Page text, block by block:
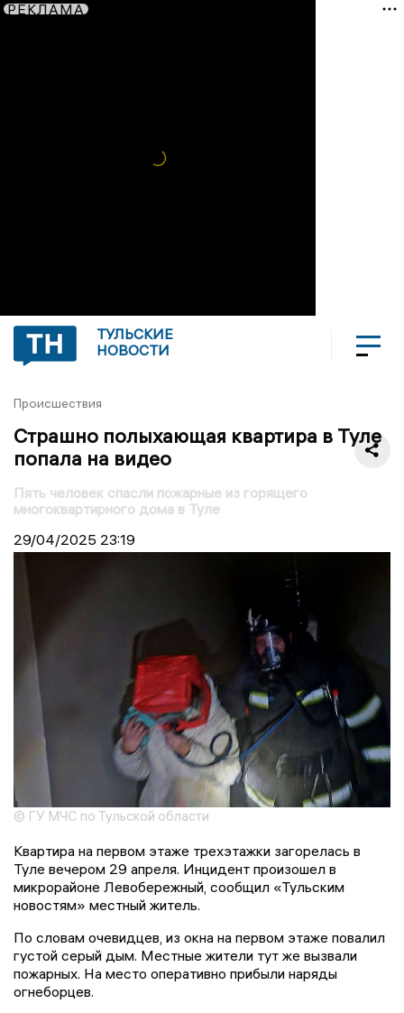
РЕКЛАМА
ТУЛЬСКИЕ
НОВОСТИ
Происшествия
Страшно полыхающая квартира в Туле
попала на видео
Пять человек спасли пожарные из горящего
многоквартирного дома в Туле
29/04/2025 23:19
© ГУ МЧС по Тульской области
Квартира на первом этаже трехэтажки загорелась в
Туле вечером 29 апреля. Инцидент произошел в
микрорайоне Левобережный, сообщил «Тульским
новостям» местный житель.
По словам очевидцев, из окна на первом этаже повалил
густой серый дым. Местные жители тут же вызвали
пожарных. На место оперативно прибыли наряды
огнеборцев.